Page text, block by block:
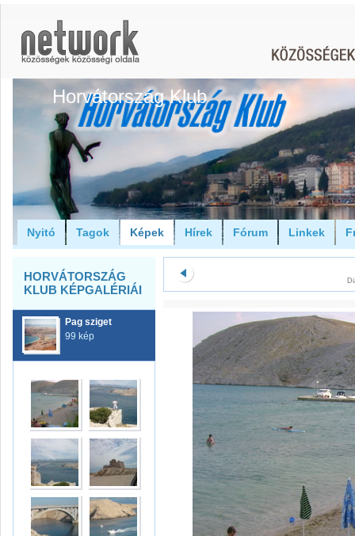
Horvátország Klub
Nyitó Tagok Képek Hírek Fórum Linkek
HORVÁTORSZÁG
KLUB KÉPGALÉRIÁI
Pag sziget
99 kép